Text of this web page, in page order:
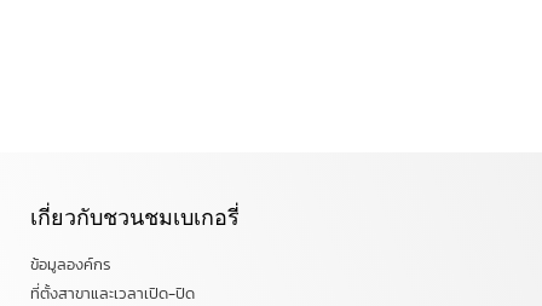
เกี่ยวกับชวนชมเบเกอรี่
ข้อมูลองค์กร
ที่ตั้งสาขาและเวลาเปิด-ปิด